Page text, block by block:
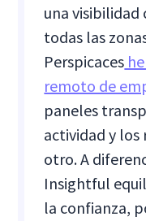
una visibilidad
todas las
Perspicaces
remoto de
paneles
actividad y
otro. A
Insightful
la confianza,